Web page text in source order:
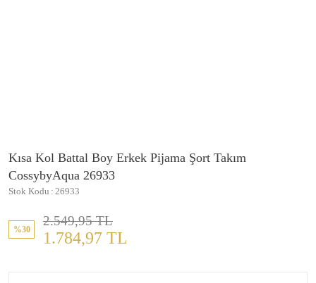
Kısa Kol Battal Boy Erkek Pijama Şort Takım
CossybyAqua 26933
Stok Kodu 26933
%30
2.549,95 TL
1.784,97 TL